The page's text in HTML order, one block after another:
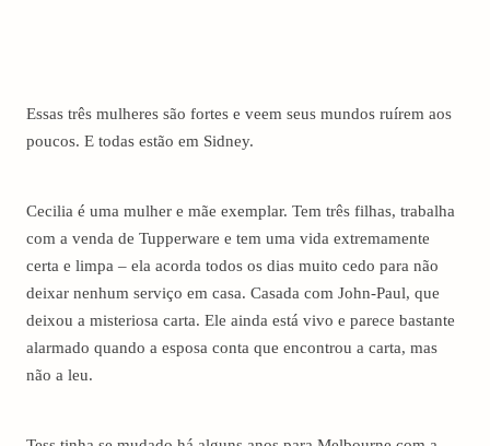
Essas três mulheres são fortes e veem seus mundos ruírem aos
poucos. E todas estão em Sidney.
Cecilia é uma mulher e mãe exemplar. Tem três filhas, trabalha
com a venda de Tupperware e tem uma vida extremamente
certa e limpa – ela acorda todos os dias muito cedo para não
deixar nenhum serviço em casa. Casada com John-Paul, que
deixou a misteriosa carta. Ele ainda está vivo e parece bastante
alarmado quando a esposa conta que encontrou a carta, mas
não a leu.